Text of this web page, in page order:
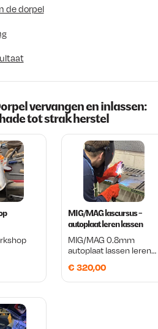
de dorpel
vervangen en inlassen:
tot strak herstel
dag
en
met
het
MIG/MAG lascursus -
autoplaat leren lassen
MIG/MAG 0.8mm
autoplaat lassen leren
oldtimer staat al een tijd
in de garage. Misschien
€ 320,00